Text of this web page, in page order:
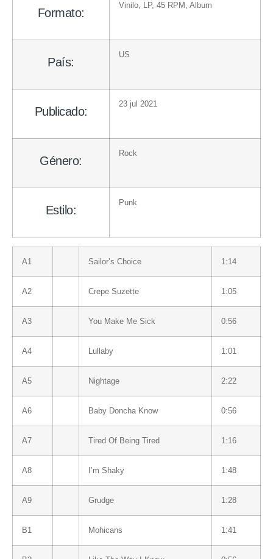
Formato:
Vinilo , LP, 45 RPM, Album
País:
US
Publicado:
23 jul 2021
Género:
Rock
Estilo:
Punk
A1 Sailor’s Choice 1:14
A2 Crepe Suzette 1:05
A3 You Make Me Sick 0:56
A4 Lullaby 1:01
A5 Nightage 2:22
A6 Baby Doncha Know 0:56
A7 Tired Of Being Tired 1:16
A8 I’m Shaky 1:48
A9 Grudge 1:28
B1 Mohicans 1:41